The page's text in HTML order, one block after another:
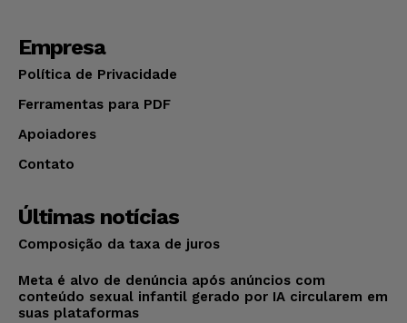
Empresa
Política de Privacidade
Ferramentas para PDF
Apoiadores
Contato
Últimas notícias
Composição da taxa de juros
Meta é alvo de denúncia após anúncios com
conteúdo sexual infantil gerado por IA circularem em
suas plataformas